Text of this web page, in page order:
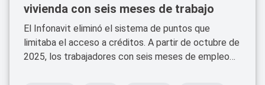
vivienda con seis meses de trabajo
El Infonavit eliminó el sistema de puntos que
limitaba el acceso a créditos. A partir de octubre de
2025, los trabajadores con seis meses de empleo